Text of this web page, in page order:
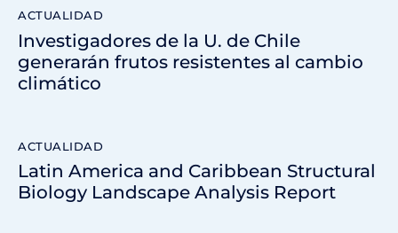
ACTUALIDAD
Investigadores de la U. de Chile
generarán frutos resistentes al cambio
climático
ACTUALIDAD
Latin America and Caribbean Structural
Biology Landscape Analysis Report